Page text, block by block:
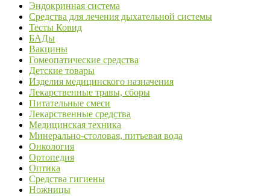
Эндокринная система
Средства для лечения дыхательной системы
Тесты Ковид
БАДы
Вакцины
Гомеопатические средства
Детские товары
Изделия медицинского назначения
Лекарственные травы, сборы
Питательные смеси
Лекарственные средства
Медицинская техника
Минерально-столовая, питьевая вода
Онкология
Ортопедия
Оптика
Средства гигиены
Ножницы